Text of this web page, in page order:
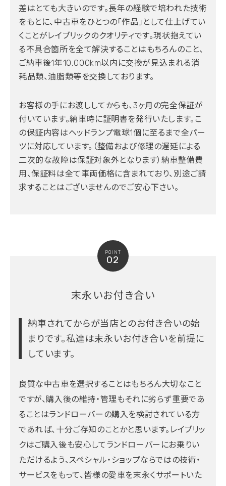
差はとても大きいのです。長年の経験で培われた技術
をもとに、中古車をひとつの「作品」として仕上げてい
くことがレイブリックのクオリティです。現状抱えてい
る不具合箇所を全て解決することはもちろんのこと、
ご納車後1年10,000km以内に交換が見込まれる消
耗品類、油脂類等を交換しております。
お客様の手にお渡ししてからも、3ヶ月の完全保証が
付いています。納車時に証明書を発行いたします。こ
の保証内容はヘッドランプ電球1個に至るまで全パー
ツに対応しています。（整備および修理の遅延による
二次的な故障は保証対象外となります）納車整備費
用、保証料は全て車両価格に含まれており、別途ご請
求することはございませんのでご安心下さい。
POINT
02
末永いお付き合い
納車されてからが当店とのお付き合いの始
まりです。私達は末永いお付き合いを前提に
しています。
良質な中古車を選択することはもちろん大切なこと
ですが、購入後の維持・管理もそれに劣らず重要であ
ることはランドローバーの購入を検討されている方
であれば、十分ご存知のことかと思います。レイブリッ
クはご購入後も安心してランドローバーにお乗りい
ただけるよう、スペシャル・ショップならではの技術・
サービスをもって、皆様の愛車を末永くサポートいた